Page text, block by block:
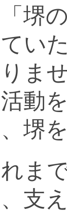
堺
い
ま
動
、堺
ま
、支